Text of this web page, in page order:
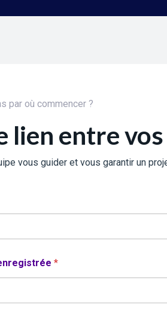
par où commencer ?
lien entre
vous guider et vous garantir un
*